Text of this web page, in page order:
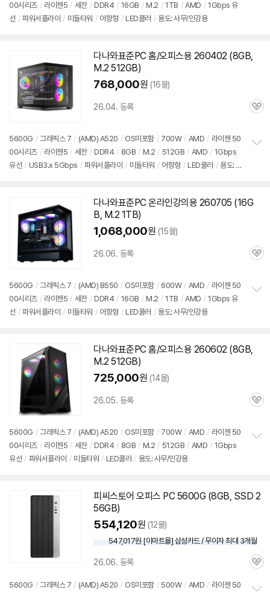
00시리즈 / 라이젠5 / 세잔 / DDR4 / 16GB / M.2 / 1TB / AMD / 1Gbps 유
선 / 파워서플라이 / 미들타워 / 어항형 / LED쿨러 / 용도: 사무/인강용
다나와표준PC 홈/오피스용 260402 (8GB,
M.2 512GB)
768,000원 (16몰)
26.04. 등록
관
5600G / 그래픽스 7 / (AMD) A520 / OS미포함 / 700W / AMD / 라이젠 50
00시리즈 / 라이젠5 / 세잔 / DDR4 / 8GB / M.2 / 512GB / AMD / 1Gbps
유선 / USB3.x 5Gbps / 파워서플라이 / 미들타워 / 어항형 / LED쿨러 / 용도: 사
다나와표준PC 온라인강의용 260705 (16G
B, M.2 1TB)
1,068,000원 (15몰)
26.06. 등록
관
5600G / 그래픽스 7 / (AMD) B550 / OS미포함 / 600W / AMD / 라이젠 50
00시리즈 / 라이젠5 / 세잔 / DDR4 / 16GB / M.2 / 1TB / AMD / 1Gbps 유
선 / 파워서플라이 / 미들타워 / 어항형 / LED쿨러 / 용도: 사무/인강용
다나와표준PC 홈/오피스용 260602 (8GB,
M.2 512GB)
725,000원 (14몰)
26.05. 등록
관
5600G / 그래픽스 7 / (AMD) A520 / OS미포함 / 700W / AMD / 라이젠 50
00시리즈 / 라이젠5 / 세잔 / DDR4 / 8GB / M.2 / 512GB / AMD / 1Gbps
유선 / 파워서플라이 / 미들타워 / LED쿨러 / 용도: 사무/인강용
기
피씨스토어 오피스 PC5600G (8GB, SSD 2
56GB)
554,120원 (12몰)
547,017원 [이마트몰] 삼성카드 / 무이자 최대 3개월
26.06. 등록
관
5600G / 그래픽스 7 / (AMD) A520 / OS미포함 / 500W / AMD / 라이젠 50